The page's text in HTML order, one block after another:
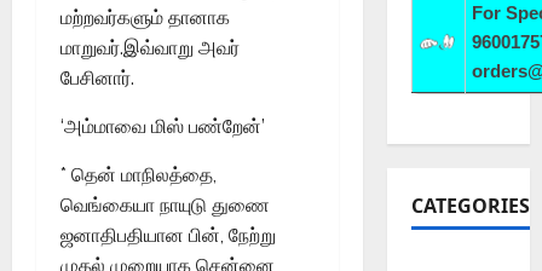
மற்றவர்களும் தானாக
மாறுவர்.இவ்வாறு அவர்
பேசினார்.
‘அம்மாவை மிஸ் பண்றேன்’
* தென் மாநிலத்தை,
வெங்கையா நாயுடு துணை
ஜனாதிபதியான பின், நேற்று
முதல் முறையாக சென்னை
For
CATEGORIES